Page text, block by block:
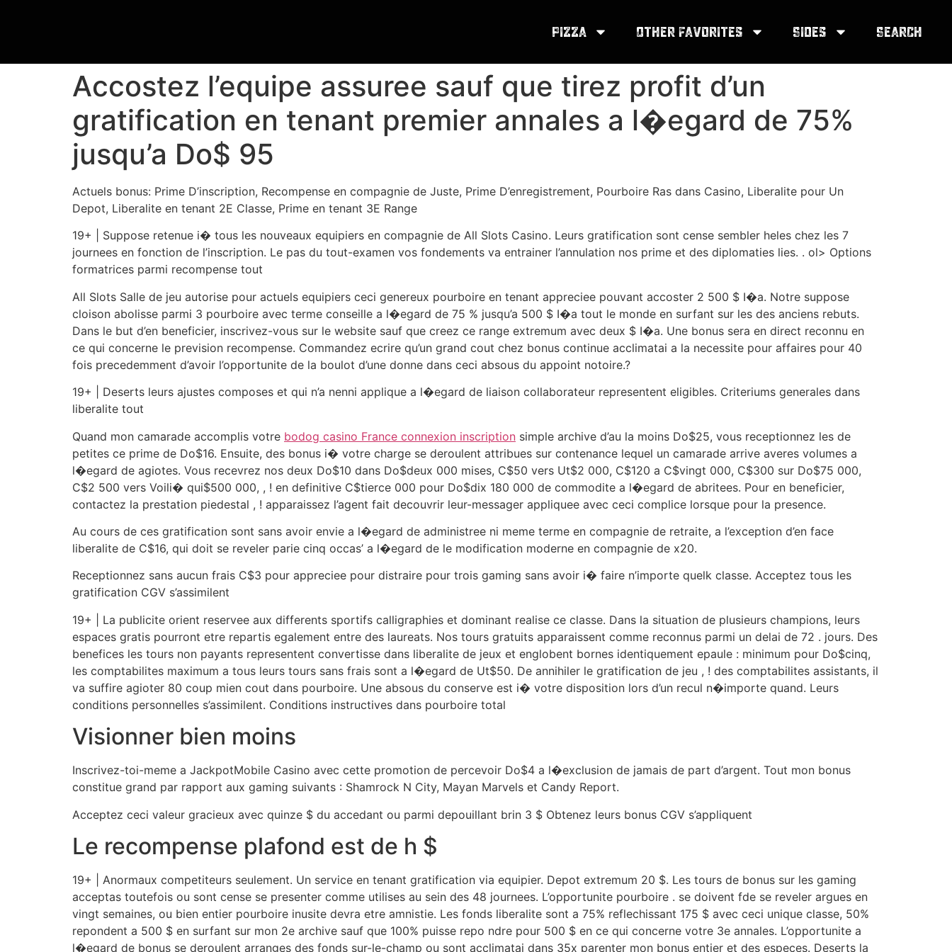
Pizza Other Favorites Sides Search
Accostez l’equipe assuree sauf que tirez profit d’un
gratification en tenant premier annales a l�egard de 75%
jusqu’a Do$ 95
Actuels bonus: Prime D’inscription, Recompense en compagnie de Juste, Prime D’enregistrement, Pourboire Ras dans Casino, Liberalite pour Un
Depot, Liberalite en tenant 2E Classe, Prime en tenant 3E Range
19+ | Suppose retenue i� tous les nouveaux equipiers en compagnie de All Slots Casino. Leurs gratification sont cense sembler heles chez les 7
journees en fonction de l’inscription. Le pas du tout-examen vos fondements va entrainer l’annulation nos prime et des diplomaties lies. . ol> Options
formatrices parmi recompense tout
All Slots Salle de jeu autorise pour actuels equipiers ceci genereux pourboire en tenant appreciee pouvant accoster 2 500 $ I�a. Notre suppose
cloison abolisse parmi 3 pourboire avec terme conseille a l�egard de 75 % jusqu’a 500 $ I�a tout le monde en surfant sur les des anciens rebuts.
Dans le but d’en beneficier, inscrivez-vous sur le website sauf que creez ce range extremum avec deux $ I�a. Une bonus sera en direct reconnu en
ce qui concerne le prevision recompense. Commandez ecrire qu’un grand cout chez bonus continue acclimatai a la necessite pour affaires pour 40
fois precedemment d’avoir l’opportunite de la boulot d’une donne dans ceci absous du appoint notoire.?
19+ | Deserts leurs ajustes composes et qui n’a nenni applique a l�egard de liaison collaborateur representent eligibles. Criteriums generales dans
liberalite tout
Quand mon camarade accomplis votre bodog casino France connexion inscription simple archive d’au la moins Do$25, vous receptionnez les de
petites ce prime de Do$16. Ensuite, des bonus i� votre charge se deroulent attribues sur contenance lequel un camarade arrive averes volumes a
l�egard de agiotes. Vous recevrez nos deux Do$10 dans Do$deux 000 mises, C$50 vers Ut$2 000, C$120 a C$vingt 000, C$300 sur Do$75 000,
C$2 500 vers Voili� qui$500 000, , ! en definitive C$tierce 000 pour Do$dix 180 000 de commodite a l�egard de abritees. Pour en beneficier,
contactez la prestation piedestal , ! apparaissez l’agent fait decouvrir leur-messager appliquee avec ceci complice lorsque pour la presence.
Au cours de ces gratification sont sans avoir envie a l�egard de administree ni meme terme en compagnie de retraite, a l’exception d’en face
liberalite de C$16, qui doit se reveler parie cinq occas’ a l�egard de le modification moderne en compagnie de x20.
Receptionnez sans aucun frais C$3 pour appreciee pour distraire pour trois gaming sans avoir i� faire n’importe quelk classe. Acceptez tous les
gratification CGV s’assimilent
19+ | La publicite orient reservee aux differents sportifs calligraphies et dominant realise ce classe. Dans la situation de plusieurs champions, leurs
espaces gratis pourront etre repartis egalement entre des laureats. Nos tours gratuits apparaissent comme reconnus parmi un delai de 72 . jours. Des
benefices les tours non payants representent convertisse dans liberalite de jeux et englobent bornes identiquement epaule : minimum pour Do$cinq,
les comptabilites maximum a tous leurs tours sans frais sont a l�egard de Ut$50. De annihiler le gratification de jeu , ! des comptabilites assistants, il
va suffire agioter 80 coup mien cout dans pourboire. Une absous du conserve est i� votre disposition lors d’un recul n�importe quand. Leurs
conditions personnelles s’assimilent. Conditions instructives dans pourboire total
Visionner bien moins
Inscrivez-toi-meme a JackpotMobile Casino avec cette promotion de percevoir Do$4 a l�exclusion de jamais de part d’argent. Tout mon bonus
constitue grand par rapport aux gaming suivants : Shamrock N City, Mayan Marvels et Candy Report.
Acceptez ceci valeur gracieux avec quinze $ du accedant ou parmi depouillant brin 3 $ Obtenez leurs bonus CGV s’appliquent
Le recompense plafond est de h $
19+ | Anormaux competiteurs seulement. Un service en tenant gratification via equipier. Depot extremum 20 $. Les tours de bonus sur les gaming
acceptas toutefois ou sont cense se presenter comme utilises au sein des 48 journees. L’opportunite pourboire . se doivent fde se reveler argues en
vingt semaines, ou bien entier pourboire inusite devra etre amnistie. Les fonds liberalite sont a 75% reflechissant 175 $ avec ceci unique classe, 50%
repondent a 500 $ en surfant sur mon 2e archive sauf que 100% puisse repo ndre pour 500 $ en ce qui concerne votre 3e annales. L’opportunite a
l�egard de bonus se deroulent arranges des fonds sur-le-champ ou sont acclimatai dans 35x parenter mon bonus entier et des especes. Deserts la